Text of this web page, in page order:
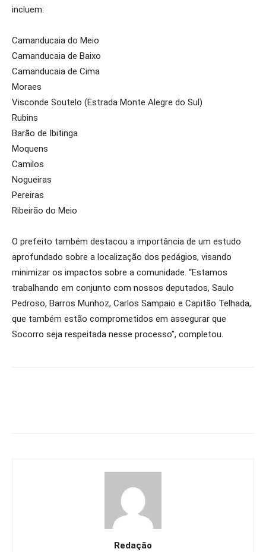
incluem:
Camanducaia do Meio
Camanducaia de Baixo
Camanducaia de Cima
Moraes
Visconde Soutelo (Estrada Monte Alegre do Sul)
Rubins
Barão de Ibitinga
Moquens
Camilos
Nogueiras
Pereiras
Ribeirão do Meio
O prefeito também destacou a importância de um estudo
aprofundado sobre a localização dos pedágios, visando
minimizar os impactos sobre a comunidade. “Estamos
trabalhando em conjunto com nossos deputados, Saulo
Pedroso, Barros Munhoz, Carlos Sampaio e Capitão Telhada,
que também estão comprometidos em assegurar que
Socorro seja respeitada nesse processo”, completou.
Redação